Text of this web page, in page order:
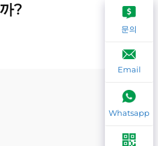
?
문의
Email
Whatsapp